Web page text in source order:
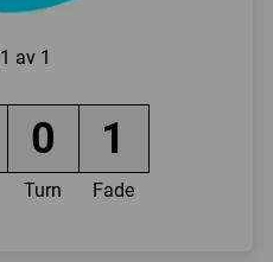
1 av 1
0 1
Turn Fade